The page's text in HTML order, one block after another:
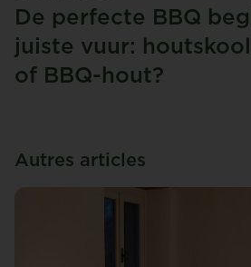
De perfecte BBQ
juiste vuur:
of BBQ-hout?
Autres articles